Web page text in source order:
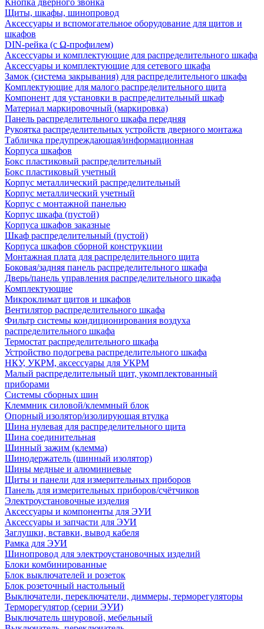
Кнопка дверного звонка
Щиты, шкафы, шинопровод
Аксессуары и вспомогательное оборудование для щитов и
шкафов
DIN-рейка (с Ω-профилем)
Аксессуары и комплектующие для распределительного шкафа
Аксессуары и комплектующие для сетевого шкафа
Замок (система закрывания) для распределительного шкафа
Комплектующие для малого распределительного щита
Компонент для установки в распределительный шкаф
Материал маркировочный (маркировка)
Панель распределительного шкафа передняя
Рукоятка распределительных устройств дверного монтажа
Табличка предупреждающая/информационная
Корпуса шкафов
Бокс пластиковый распределительный
Бокс пластиковый учетный
Корпус металлический распределительный
Корпус металлический учетный
Корпус с монтажной панелью
Корпус шкафа (пустой)
Корпуса шкафов заказные
Шкаф распределительный (пустой)
Корпуса шкафов сборной конструкции
Монтажная плата для распределительного щита
Боковая/задняя панель распределительного шкафа
Дверь/панель управления распределительного шкафа
Комплектующие
Микроклимат щитов и шкафов
Вентилятор распределительного шкафа
Фильтр системы кондиционирования воздуха
распределительного шкафа
Термостат распределительного шкафа
Устройство подогрева распределительного шкафа
НКУ, УКРМ, аксессуары для УКРМ
Малый распределительный щит, укомплектованный
приборами
Системы сборных шин
Клеммник силовой/клеммный блок
Опорный изолятор/изолирующая втулка
Шина нулевая для распределительного щита
Шина соединительная
Шинный зажим (клемма)
Шинодержатель (шинный изолятор)
Шины медные и алюминиевые
Щиты и панели для измерительных приборов
Панель для измерительных приборов/счётчиков
Электроустановочные изделия
Аксессуары и компоненты для ЭУИ
Аксессуары и запчасти для ЭУИ
Заглушки, вставки, вывод кабеля
Рамка для ЭУИ
Шинопровод для электроустановочных изделий
Блоки комбинированные
Блок выключателей и розеток
Блок розеточный настольный
Выключатели, переключатели, диммеры, терморегуляторы
Терморегулятор (серии ЭУИ)
Выключатель шнуровой, мебельный